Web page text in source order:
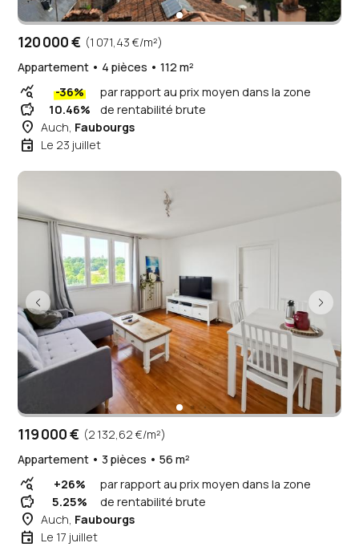
120 000 € (1 071,43 €/m²)
Appartement • 4 pièces • 112 m²
query_stats -36% par rapport au prix moyen dans la zone
savings 10.46% de rentabilité brute
place Auch, Faubourgs
event Le 23 juillet
119 000 € (2 132,62 €/m²)
Appartement • 3 pièces • 56 m²
query_stats +26% par rapport au prix moyen dans la zone
savings 5.25% de rentabilité brute
place Auch, Faubourgs
event Le 17 juillet